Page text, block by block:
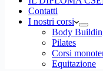
Contatti
I nostri corsi
Body
Pilates
Corsi
Equitazione